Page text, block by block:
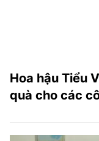
Hoa hậu Tiểu
quà cho các